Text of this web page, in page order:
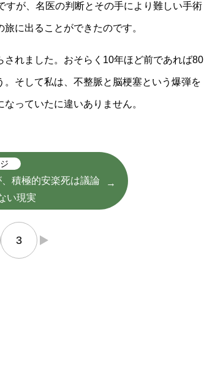
が、名医の判断とその手により難しい手術
に出ることができたのです。
れました。おそらく10年ほど前であれば80
そして私は、不整脈と脳梗塞という爆弾を
っていたに違いありません。
積極的安楽死は議論
い現実
3 →